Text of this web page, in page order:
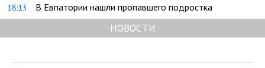
18:13 В Евпатории нашли пропавшего подростка
НОВОСТИ